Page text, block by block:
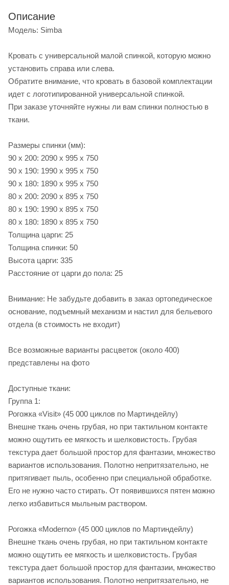
Описание
Модель: Simba
Кровать с универсальной малой спинкой, которую можно
установить справа или слева.
Обратите внимание, что кровать в базовой комплектации
идет с логотипированной универсальной спинкой.
При заказе уточняйте нужны ли вам спинки полностью в
ткани.
Размеры спинки (мм):
90 х 200: 2090 х 995 х 750
90 х 190: 1990 х 995 х 750
90 х 180: 1890 х 995 х 750
80 х 200: 2090 х 895 х 750
80 х 190: 1990 х 895 х 750
80 х 180: 1890 х 895 х 750
Толщина царги: 25
Толщина спинки: 50
Высота царги: 335
Расстояние от царги до пола: 25
Внимание: Не забудьте добавить в заказ ортопедическое
основание, подъемный механизм и настил для бельевого
отдела (в стоимость не входит)
Все возможные варианты расцветок (около 400)
представлены на фото
Доступные ткани:
Группа 1:
Рогожка «Visit» (45 000 циклов по Мартиндейлу)
Внешне ткань очень грубая, но при тактильном контакте
можно ощутить ее мягкость и шелковистость. Грубая
текстура дает большой простор для фантазии, множество
вариантов использования. Полотно непритязательно, не
притягивает пыль, особенно при специальной обработке.
Его не нужно часто стирать. От появившихся пятен можно
легко избавиться мыльным раствором.
Рогожка «Moderno» (45 000 циклов по Мартиндейлу)
Внешне ткань очень грубая, но при тактильном контакте
можно ощутить ее мягкость и шелковистость. Грубая
текстура дает большой простор для фантазии, множество
вариантов использования. Полотно непритязательно, не